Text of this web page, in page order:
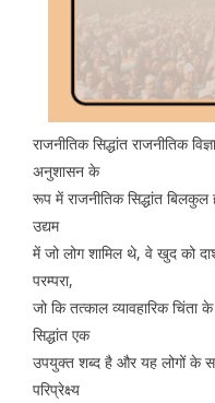
राजनीतिक सिद्धांत राजनीतिक
अनुशासन के
रूप में राजनीतिक सिद्धांत
उद्यम
में जो लोग शामिल थे, वे खुद को
परम्परा,
जो कि तत्काल व्यावहारिक चिंता
सिद्धांत एक
उपयुक्त शब्द है और यह लोगों के
परिप्रेक्ष्य